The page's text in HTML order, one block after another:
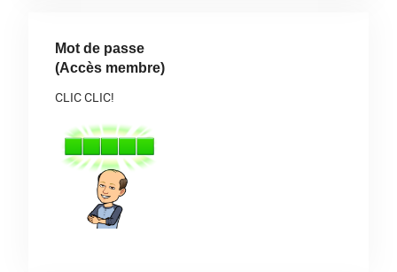
Mot de passe
(Accès membre)
CLIC CLIC!